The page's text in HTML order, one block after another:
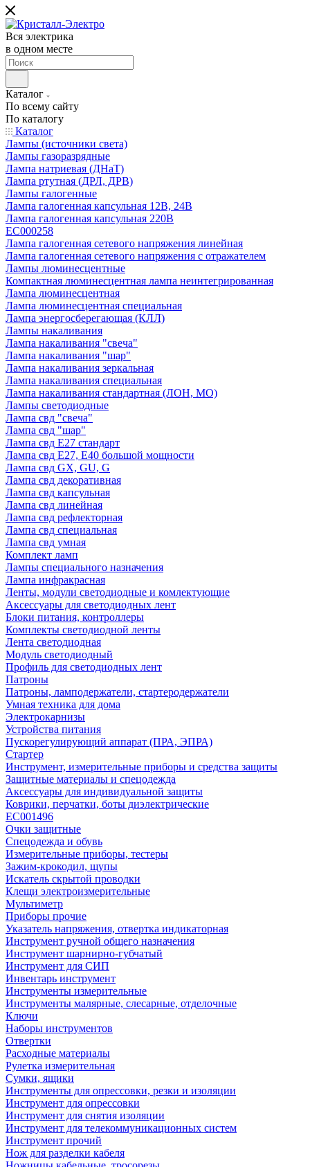
Вся электрика
в одном месте
Каталог
По всему сайту
По каталогу
Каталог
Лампы (источники света)
Лампы газоразрядные
Лампа натриевая (ДНаТ)
Лампа ртутная (ДРЛ, ДРВ)
Лампы галогенные
Лампа галогенная капсульная 12В, 24В
Лампа галогенная капсульная 220В
EC000258
Лампа галогенная сетевого напряжения линейная
Лампа галогенная сетевого напряжения с отражателем
Лампы люминесцентные
Компактная люминесцентная лампа неинтегрированная
Лампа люминесцентная
Лампа люминесцентная специальная
Лампа энергосберегающая (КЛЛ)
Лампы накаливания
Лампа накаливания "свеча"
Лампа накаливания "шар"
Лампа накаливания зеркальная
Лампа накаливания специальная
Лампа накаливания стандартная (ЛОН, МО)
Лампы светодиодные
Лампа свд "свеча"
Лампа свд "шар"
Лампа свд E27 стандарт
Лампа свд E27, Е40 большой мощности
Лампа свд GX, GU, G
Лампа свд декоративная
Лампа свд капсульная
Лампа свд линейная
Лампа свд рефлекторная
Лампа свд специальная
Лампа свд умная
Комплект ламп
Лампы специального назначения
Лампа инфракрасная
Ленты, модули светодиодные и комлектующие
Аксессуары для светодиодных лент
Блоки питания, контроллеры
Комплекты светодиодной ленты
Лента светодиодная
Модуль светодиодный
Профиль для светодиодных лент
Патроны
Патроны, ламподержатели, стартеродержатели
Умная техника для дома
Электрокарнизы
Устройства питания
Пускорегулирующий аппарат (ПРА, ЭПРА)
Стартер
Инструмент, измерительные приборы и средства защиты
Защитные материалы и спецодежда
Аксессуары для индивидуальной защиты
Коврики, перчатки, боты диэлектрические
EC001496
Очки защитные
Спецодежда и обувь
Измерительные приборы, тестеры
Зажим-крокодил, щупы
Искатель скрытой проводки
Клещи электроизмерительные
Мультиметр
Приборы прочие
Указатель напряжения, отвертка индикаторная
Инструмент ручной общего назначения
Инструмент шарнирно-губчатый
Инструмент для СИП
Инвентарь инструмент
Инструменты измерительные
Инструменты малярные, слесарные, отделочные
Ключи
Наборы инструментов
Отвертки
Расходные материалы
Рулетка измерительная
Сумки, ящики
Инструменты для опрессовки, резки и изоляции
Инструмент для опрессовки
Инструмент для снятия изоляции
Инструмент для телекоммуникационных систем
Инструмент прочий
Нож для разделки кабеля